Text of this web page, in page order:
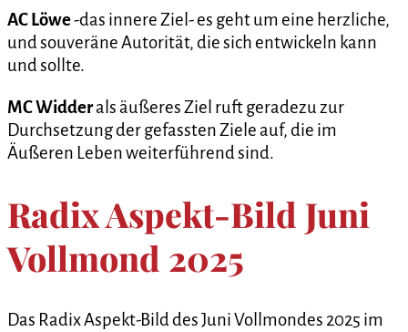
ACLöwe-das innere Ziel- es geht um eine herzliche,
und souveräne Autorität, die sich entwickeln kann
und sollte.
MCWidderals äußeres Ziel ruft geradezu zur
Durchsetzung der gefassten Ziele auf, die im
Äußeren Leben weiterführend sind.
Radix Aspekt-Bild Juni
Vollmond 2025
Das Radix Aspekt-Bild des Juni Vollmondes 2025 im